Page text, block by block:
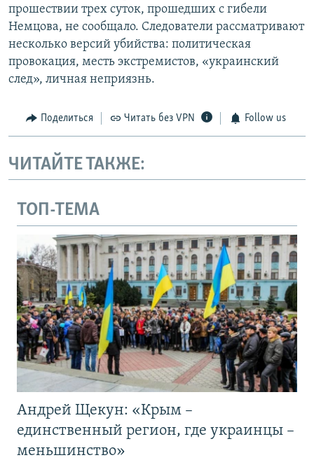
прошествии трех суток, прошедших с гибели
Немцова, не сообщало. Следователи рассматривают
несколько версий убийства: политическая
провокация, месть экстремистов, «украинский
след», личная неприязнь.
Поделиться Читать без VPN Follow us
ЧИТАЙТЕ ТАКЖЕ:
ТОП-ТЕМА
Андрей Щекун: «Крым –
единственный регион, где украинцы –
меньшинство»